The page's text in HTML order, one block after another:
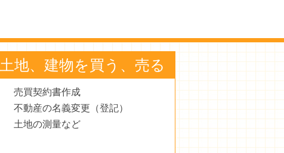
土地、建物を買う、売る
売買契約書作成
不動産の名義変更（登記）
土地の測量など